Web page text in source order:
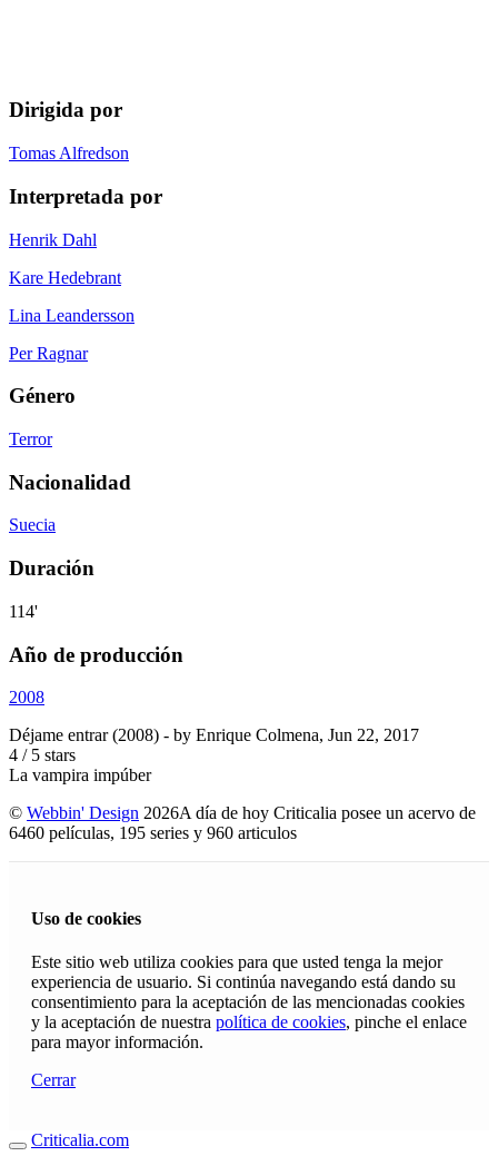
Dirigida por
Tomas Alfredson
Interpretada por
Henrik Dahl
Kare Hedebrant
Lina Leandersson
Per Ragnar
Género
Terror
Nacionalidad
Suecia
Duración
114'
Año de producción
2008
Déjame entrar (2008) - by Enrique Colmena, Jun 22, 2017
4 / 5 stars
La vampira impúber
© Webbin' Design 2026A día de hoy Criticalia posee un acervo de
6460 películas, 195 series y 960 articulos
Uso de cookies
Este sitio web utiliza cookies para que usted tenga la mejor
experiencia de usuario. Si continúa navegando está dando su
consentimiento para la aceptación de las mencionadas cookies
y la aceptación de nuestra política de cookies, pinche el enlace
para mayor información.
Cerrar
Criticalia.com